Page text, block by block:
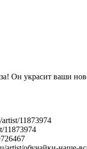
Он украсит ваши
11873974
11873974